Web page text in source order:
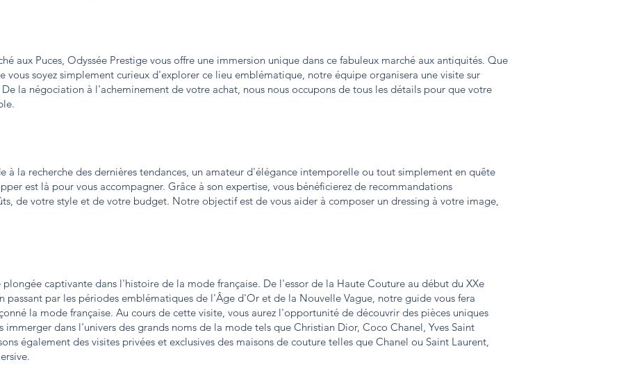
aux Puces, Odyssée Prestige vous offre une immersion unique dans ce fabuleux marché aux antiquités. Que
vous soyez simplement curieux d'explorer ce lieu emblématique, notre équipe organisera une visite sur
la négociation à l'acheminement de votre achat, nous nous occupons de tous les détails pour que votre
à la recherche des dernières tendances, un amateur d'élégance intemporelle ou tout simplement en quête
est là pour vous accompagner. Grâce à son expertise, vous bénéficierez de recommandations
de votre style et de votre budget. Notre objectif est de vous aider à composer un dressing à votre image,
captivante dans l'histoire de la mode française. De l'essor de la Haute Couture au début du XXe
passant par les périodes emblématiques de l'Âge d'Or et de la Nouvelle Vague, notre guide vous fera
la mode française. Au cours de cette visite, vous aurez l'opportunité de découvrir des pièces uniques
dans l'univers des grands noms de la mode tels que Christian Dior, Coco Chanel, Yves Saint
également des visites privées et exclusives des maisons de couture telles que Chanel ou Saint Laurent,